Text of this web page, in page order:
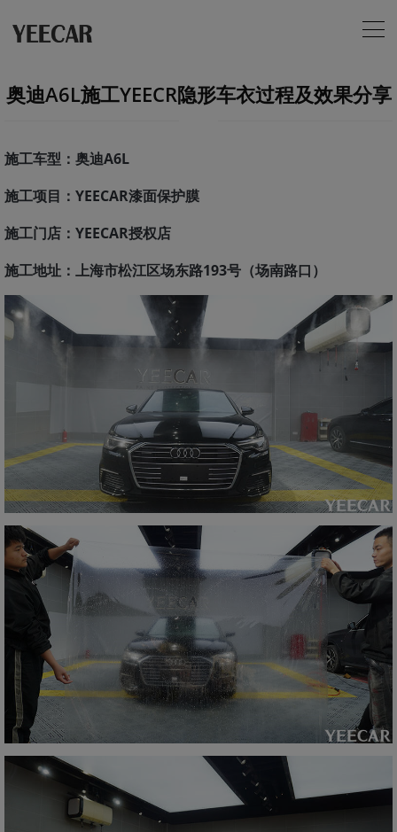
奥迪A6L施工YEECR隐形车衣过程及效果分享
施工车型：奥迪A6L
施工项目：YEECAR漆面保护膜
施工门店：YEECAR授权店
施工地址：上海市松江区场东路193号（场南路口）